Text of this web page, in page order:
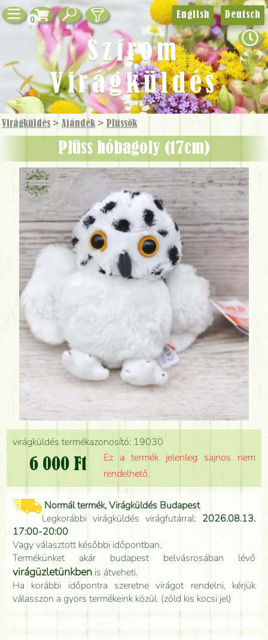
0
Virágküldés >Ajándék > Plüssök
Plüss hóbagoly (17cm)
virágküldés termékazonosító: 19030
6 000 Ft
Ez a termék jelenleg sajnos nem
rendelhető.
Normál termék, Virágküldés Budapest
Legkorábbi virágküldés virágfutárral: 2026.08.13.
17:00-20:00
Vagy választott későbbi időpontban.
Termékünket akár budapest belvásrosában lévő
virágüzletünkben is átveheti.
Ha korábbi időpontra szeretne virágot rendelni, kérjük
válasszon a gyors termékeink közül. (zöld kis kocsi jel)
English Deutsch
Szirom
Virágküldés